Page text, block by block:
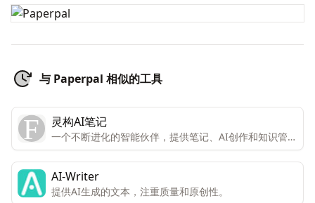
与 Paperpal 相似的工具
灵构AI笔记
一个不断进化的智能伙伴，提供笔记、AI创作和知识管理
的团队协作平台。
AI-Writer
提供AI生成的文本，注重质量和原创性。